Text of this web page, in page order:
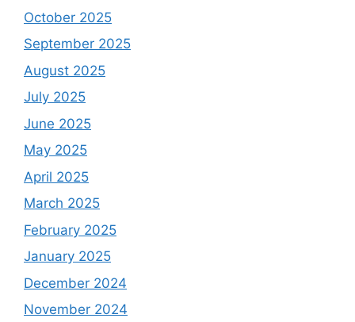
October 2025
September 2025
August 2025
July 2025
June 2025
May 2025
April 2025
March 2025
February 2025
January 2025
December 2024
November 2024